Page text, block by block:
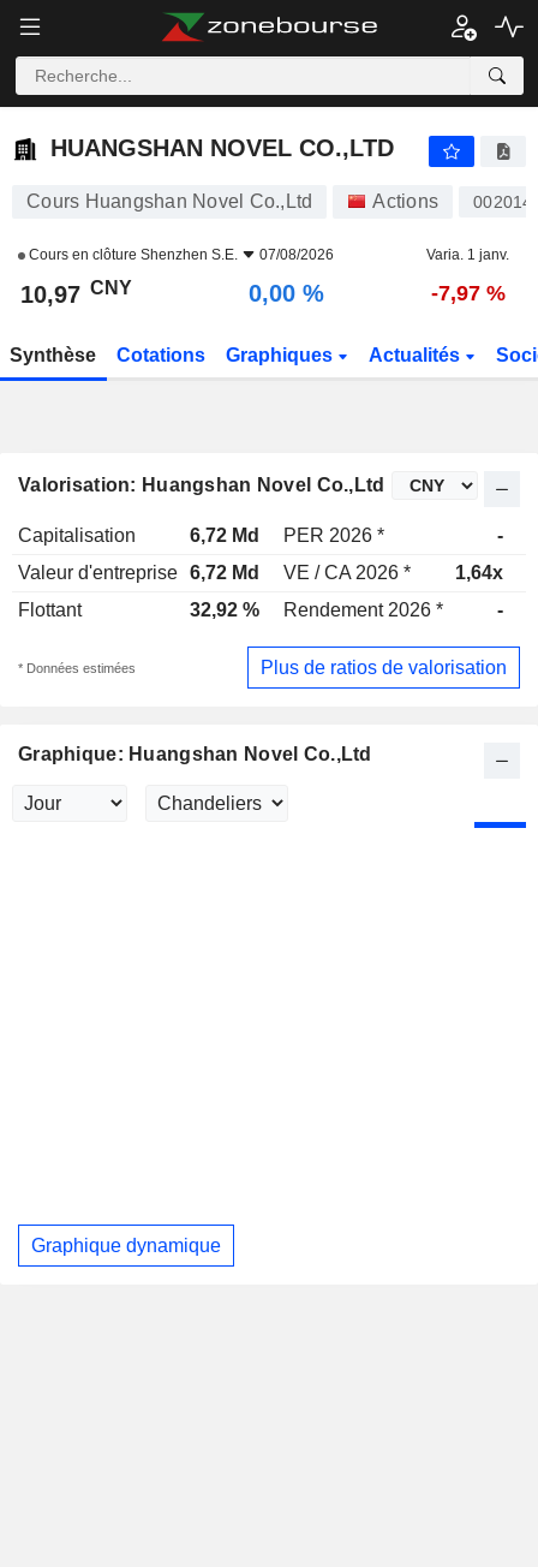
HUANGSHAN NOVEL CO.,LTD
HUANGSHAN NOVEL CO.,LTD
Cours Huangshan Novel Co.,Ltd Actions 002014
Cours en clôture Shenzhen S.E. 07/08/2026 Varia. 1 janv.
10,97 CNY 0,00 % -7,97 %
Synthèse Cotations Graphiques Actualités
Valorisation: Huangshan Novel Co.,Ltd
Capitalisation 6,72 Md PER 2026 * -
Valeur d'entreprise 6,72 Md VE / CA 2026 * 1,64x
Flottant
32,92 % Rendement 2026 * -
* Données estimées Plus de ratios de valorisation
Graphique: Huangshan Novel Co.,Ltd
Graphique dynamique